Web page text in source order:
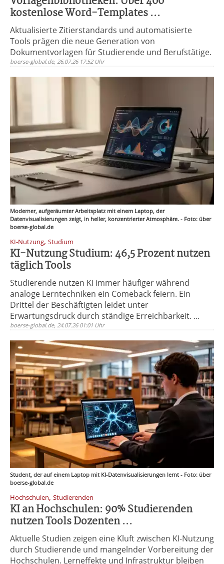
kostenlose Word-Templates ...
Aktualisierte Zitierstandards und automatisierte
Tools prägen die neue Generation von
Dokumentvorlagen für Studierende und Berufstätige.
boerse-global.de, 26.07.26 17:52 Uhr
Moderner, aufgeräumter Arbeitsplatz mit einem Laptop, der
Datenvisualisierungen zeigt, in heller, konzentrierter Atmosphäre. - Foto: über
boerse-global.de
KI-Nutzung, Studium
KI-Nutzung Studium: 46,5 Prozent nutzen
täglich Tools
Studierende nutzen KI immer häufiger während
analoge Lerntechniken ein Comeback feiern. Ein
Drittel der Beschäftigten leidet unter
Erwartungsdruck durch ständige Erreichbarkeit. ...
boerse-global.de, 24.07.26 01:01 Uhr
Student, der auf einem Laptop mit KI-Datenvisualisierungen lernt - Foto: über
boerse-global.de
Hochschulen, Studierenden
KI an Hochschulen: 90% Studierenden
nutzen Tools Dozenten ...
Aktuelle Studien zeigen eine Kluft zwischen KI-Nutzung
durch Studierende und mangelnder Vorbereitung der
Hochschulen. Lerneffekte und Infrastruktur bleiben